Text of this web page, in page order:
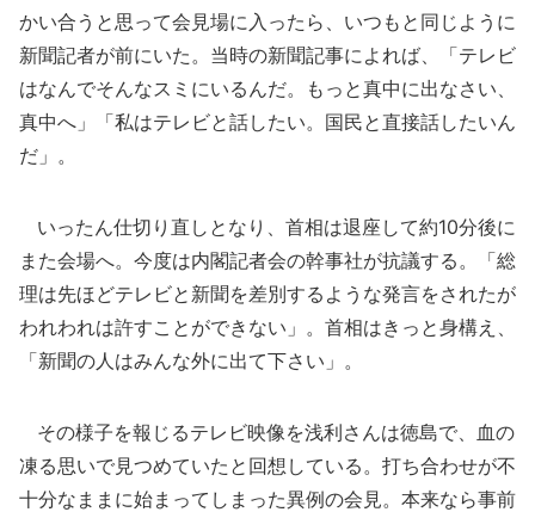
かい合うと思って会見場に入ったら、いつもと同じように
新聞記者が前にいた。当時の新聞記事によれば、「テレビ
はなんでそんなスミにいるんだ。もっと真中に出なさい、
真中へ」「私はテレビと話したい。国民と直接話したいん
だ」。
いったん仕切り直しとなり、首相は退座して約10分後に
また会場へ。今度は内閣記者会の幹事社が抗議する。「総
理は先ほどテレビと新聞を差別するような発言をされたが
われわれは許すことができない」。首相はきっと身構え、
「新聞の人はみんな外に出て下さい」。
その様子を報じるテレビ映像を浅利さんは徳島で、血の
凍る思いで見つめていたと回想している。打ち合わせが不
十分なままに始まってしまった異例の会見。本来なら事前